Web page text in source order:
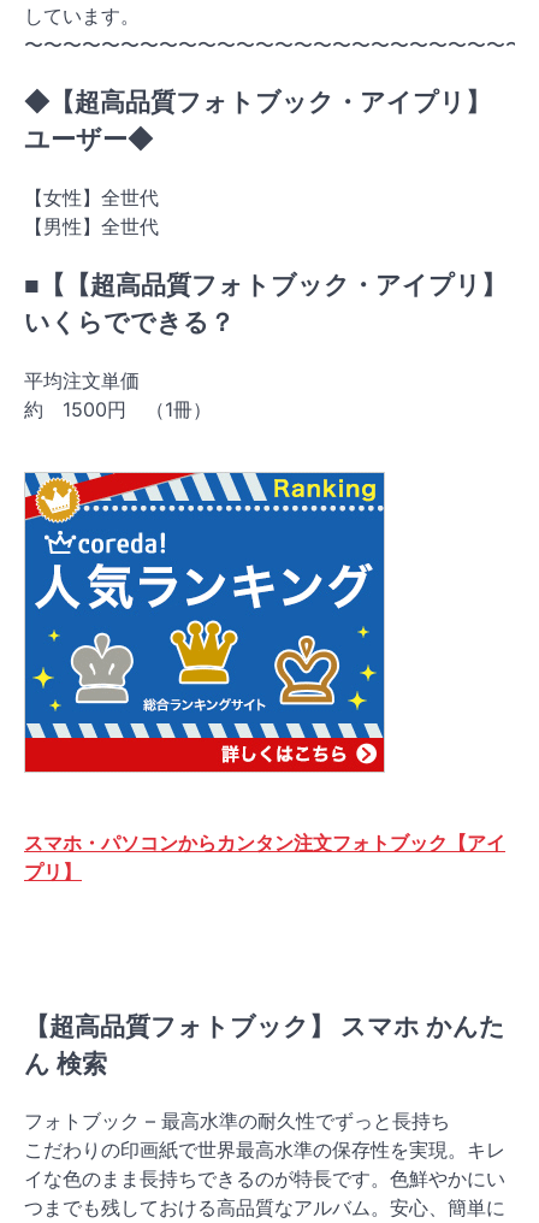
しています。
〜〜〜〜〜〜〜〜〜〜〜〜〜〜〜〜〜〜〜〜〜〜〜〜〜〜
◆【超高品質フォトブック・アイプリ】
ユーザー◆
【女性】全世代
【男性】全世代
■【【超高品質フォトブック・アイプリ】
いくらでできる？
平均注文単価
約 1500円 （1冊）
スマホ・パソコンからカンタン注文フォトブック【アイ
プリ】
【超高品質フォトブック】 スマホ かんた
ん 検索
フォトブック – 最高水準の耐久性でずっと長持ち
こだわりの印画紙で世界最高水準の保存性を実現。キレ
イな色のまま長持ちできるのが特長です。色鮮やかにい
つまでも残しておける高品質なアルバム。安心、簡単に